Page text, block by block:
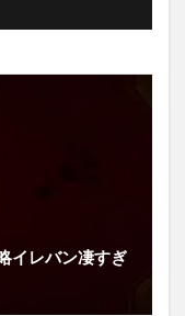
イレバン凄すぎ